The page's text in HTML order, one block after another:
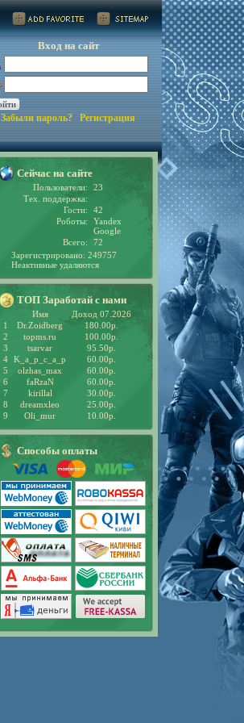
Вход на сайт
Забыли пароль? Регистрация
Сейчас на сайте
Пользователи:
23
Тех. поддержка:
Гости:
42
Роботы:
Yandex
Google
Всего:
72
Зарегистрировано: 249757
Неактивные удаляются
ТОП Заработай с нами
Имя
Доход 07.2026
1
Dr.Zoidberg
180.00р.
2
topms.ru
100.00р.
3
tsarvar
95.50р.
4 K_a_p_c_a_p
60.00р.
5
olzhas_max
60.00р.
6
faRzaN
60.00р.
7
kirillal
30.00р.
8
dreamxleo
25.00р.
9
Oli_mur 10.00р.
Способы оплаты